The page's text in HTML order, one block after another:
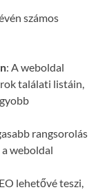
számos
: A weboldal
találati listáin,
rangsorolás
weboldal
lehetővé teszi,